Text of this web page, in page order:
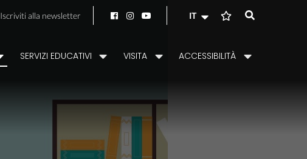
Iscriviti alla newsletter IT
SERVIZI EDUCATIVI VISITA ACCESSIBILITÀ